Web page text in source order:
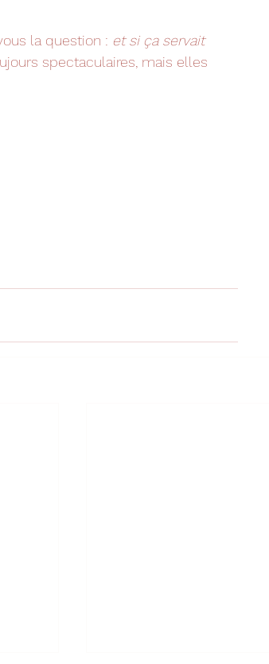
la question : et si ça servait
spectaculaires, mais elles